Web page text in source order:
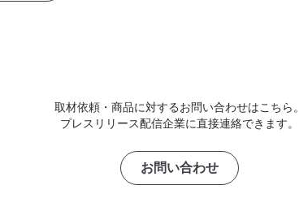
取材依頼・商品に対するお問い合わせはこちら。
プレスリリース配信企業に直接連絡できます。
お問い合わせ